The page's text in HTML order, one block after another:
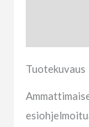
Tuotekuvaus